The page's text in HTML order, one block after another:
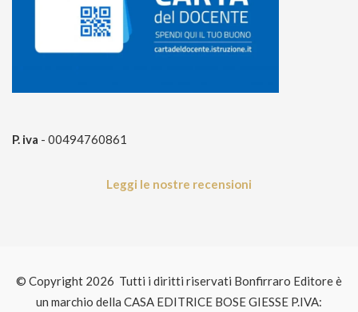
P. iva - 00494760861
Leggi le nostre recensioni
© Copyright 2026 Tutti i diritti riservati Bonfirraro Editore è
un marchio della CASA EDITRICE BOSE GIESSE P.IVA: